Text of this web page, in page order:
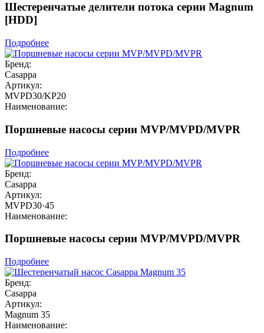
Шестеренчатые делители потока серии Magnum
[HDD]
Подробнее
Бренд:
Casappa
Артикул:
MVPD30/KP20
Наименование:
Поршневые насосы серии MVP/MVPD/MVPR
Подробнее
Бренд:
Casappa
Артикул:
MVPD30·45
Наименование:
Поршневые насосы серии MVP/MVPD/MVPR
Подробнее
Бренд:
Casappa
Артикул:
Magnum 35
Наименование: